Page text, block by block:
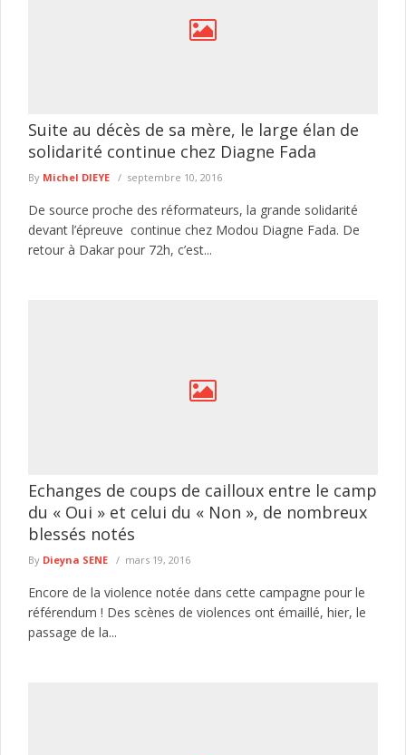
Suite au décès de sa mère, le large élan de
solidarité continue chez Diagne Fada
By Michel DIEYE septembre 10, 2016
De source proche des réformateurs, la grande solidarité
devant l’épreuve continue chez Modou Diagne Fada. De
retour à Dakar pour 72h, c’est...
Echanges de coups de cailloux entre le camp
du « Oui » et celui du « Non », de nombreux
blessés notés
By Dieyna SENE mars 19, 2016
Encore de la violence notée dans cette campagne pour le
référendum ! Des scènes de violences ont émaillé, hier, le
passage de la...